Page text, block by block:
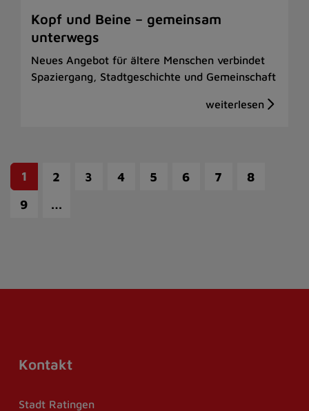
Kopf und Beine – gemeinsam
unterwegs
Neues Angebot für ältere Menschen verbindet
Spaziergang, Stadtgeschichte und Gemeinschaft
1 2 3 4 5 6 7
8
9
…
Kontakt
Stadt Ratingen